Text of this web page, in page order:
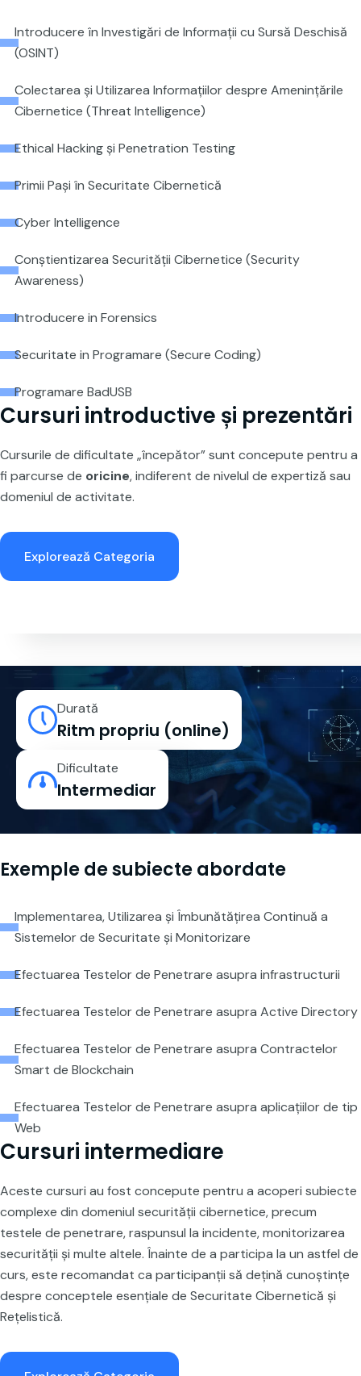
Cursuri introductive și prezentări
Cursurile de dificultate „începător” sunt concepute pentru a
fi parcurse de oricine, indiferent de nivelul de expertiză sau
domeniul de activitate.
Explorează Categoria
Introducere în Investigări de Informații cu Sursă Deschisă
(OSINT)
Colectarea și Utilizarea Informațiilor despre Amenințările
Cibernetice (Threat Intelligence)
Ethical Hacking și Penetration Testing
Primii Pași în Securitate Cibernetică
Cyber Intelligence
Conștientizarea Securității Cibernetice (Security
Awareness)
Introducere in Forensics
Securitate in Programare (Secure Coding)
Programare BadUSB
Durată
Ritm propriu (online)
Dificultate
Intermediar
Cursuri intermediare
Aceste cursuri au fost concepute pentru a acoperi subiecte
complexe din domeniul securității cibernetice, precum
testele de penetrare, raspunsul la incidente, monitorizarea
securității și multe altele. Înainte de a participa la un astfel de
curs, este recomandat ca participanții să dețină cunoștințe
despre conceptele esențiale de Securitate Cibernetică și
Rețelistică.
Exemple de subiecte abordate
Implementarea, Utilizarea și Îmbunătățirea Continuă a
Sistemelor de Securitate și Monitorizare
Efectuarea Testelor de Penetrare asupra infrastructurii
Efectuarea Testelor de Penetrare asupra Active Directory
Efectuarea Testelor de Penetrare asupra Contractelor
Smart de Blockchain
Efectuarea Testelor de Penetrare asupra aplicațiilor de tip
Web